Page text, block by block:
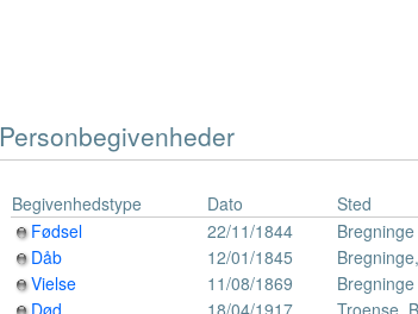
Personbegivenheder
Begivenhedstype Dato Sted
Fødsel
22/11/1844
Dåb
12/01/1845
Vielse
11/08/1869